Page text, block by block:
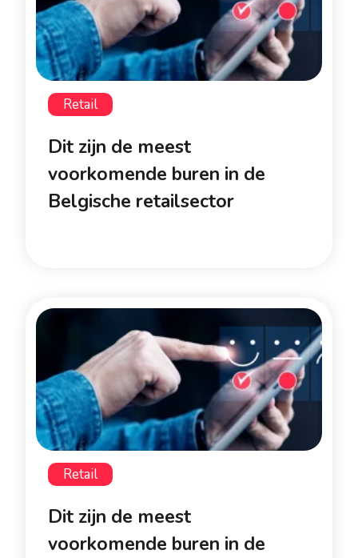
Retail
Dit zijn de meest
voorkomende buren in de
Belgische retailsector
Retail
Dit zijn de meest
voorkomende buren in de